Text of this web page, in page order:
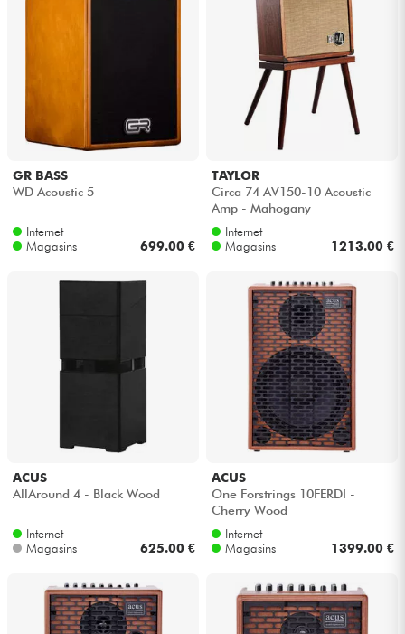
GR BASS
WD Acoustic 5
Internet
Magasins
699.00 €
TAYLOR
Circa 74 AV150-10 Acoustic
Amp - Mahogany
Internet
Magasins
1213.00 €
ACUS
AllAround 4 - Black Wood
Internet
Magasins
625.00 €
ACUS
One Forstrings 10FERDI -
Cherry Wood
Internet
Magasins
1399.00 €